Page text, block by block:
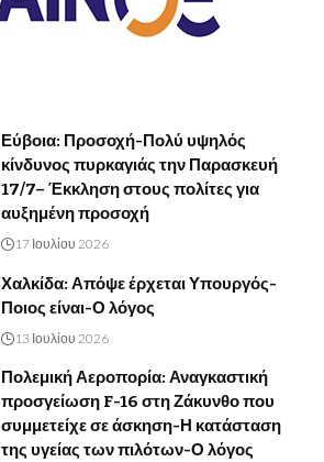
Εύβοια: Προσοχή-Πολύ υψηλός
κίνδυνος πυρκαγιάς την Παρασκευή
17/7– Έκκληση στους πολίτες για
αυξημένη προσοχή
17 Ιουλίου 2026
Χαλκίδα: Απόψε έρχεται Υπουργός-
Ποιος είναι-Ο λόγος
13 Ιουλίου 2026
Πολεμική Αεροπορία: Αναγκαστική
προσγείωση F-16 στη Ζάκυνθο που
συμμετείχε σε άσκηση-Η κατάσταση
της υγείας των πιλότων-Ο λόγος